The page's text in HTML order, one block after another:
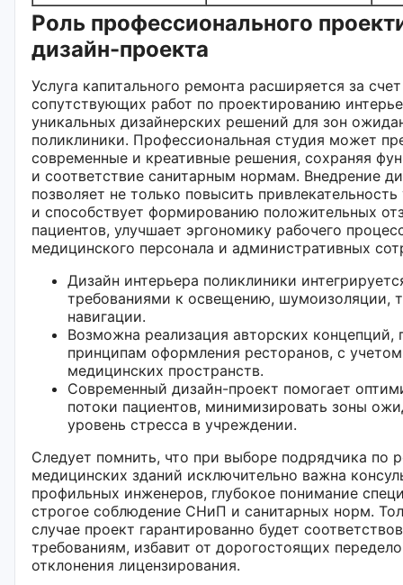
Роль профессионального
дизайн-проекта
Услуга капитального ремонта расширяется за счет
сопутствующих работ по проектированию
уникальных дизайнерских решений для зон
поликлиники. Профессиональная студия может
современные и креативные решения, сохраняя
и соответствие санитарным нормам. Внедрение
позволяет не только повысить
и способствует формированию положительных
пациентов, улучшает эргономику рабочего
медицинского персонала и административных
Дизайн интерьера поликлиники
требованиями к освещению, шумоизоляции,
навигации.
Возможна реализация авторских концепций,
принципам оформления ресторанов, с
медицинских пространств.
Современный дизайн-проект помогает
потоки пациентов, минимизировать зоны
уровень стресса в учреждении.
Следует помнить, что при выборе подрядчика по
медицинских зданий исключительно важна
профильных инженеров, глубокое понимание
строгое соблюдение СНиП и санитарных норм.
случае проект гарантированно будет
требованиям, избавит от дорогостоящих
отклонения лицензирования.